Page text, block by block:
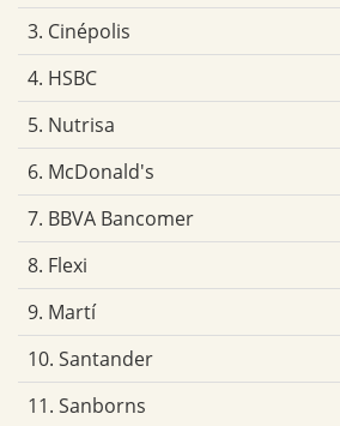
3. Cinépolis
4. HSBC
5. Nutrisa
6. McDonald's
7. BBVA Bancomer
8. Flexi
9. Martí
10. Santander
11. Sanborns